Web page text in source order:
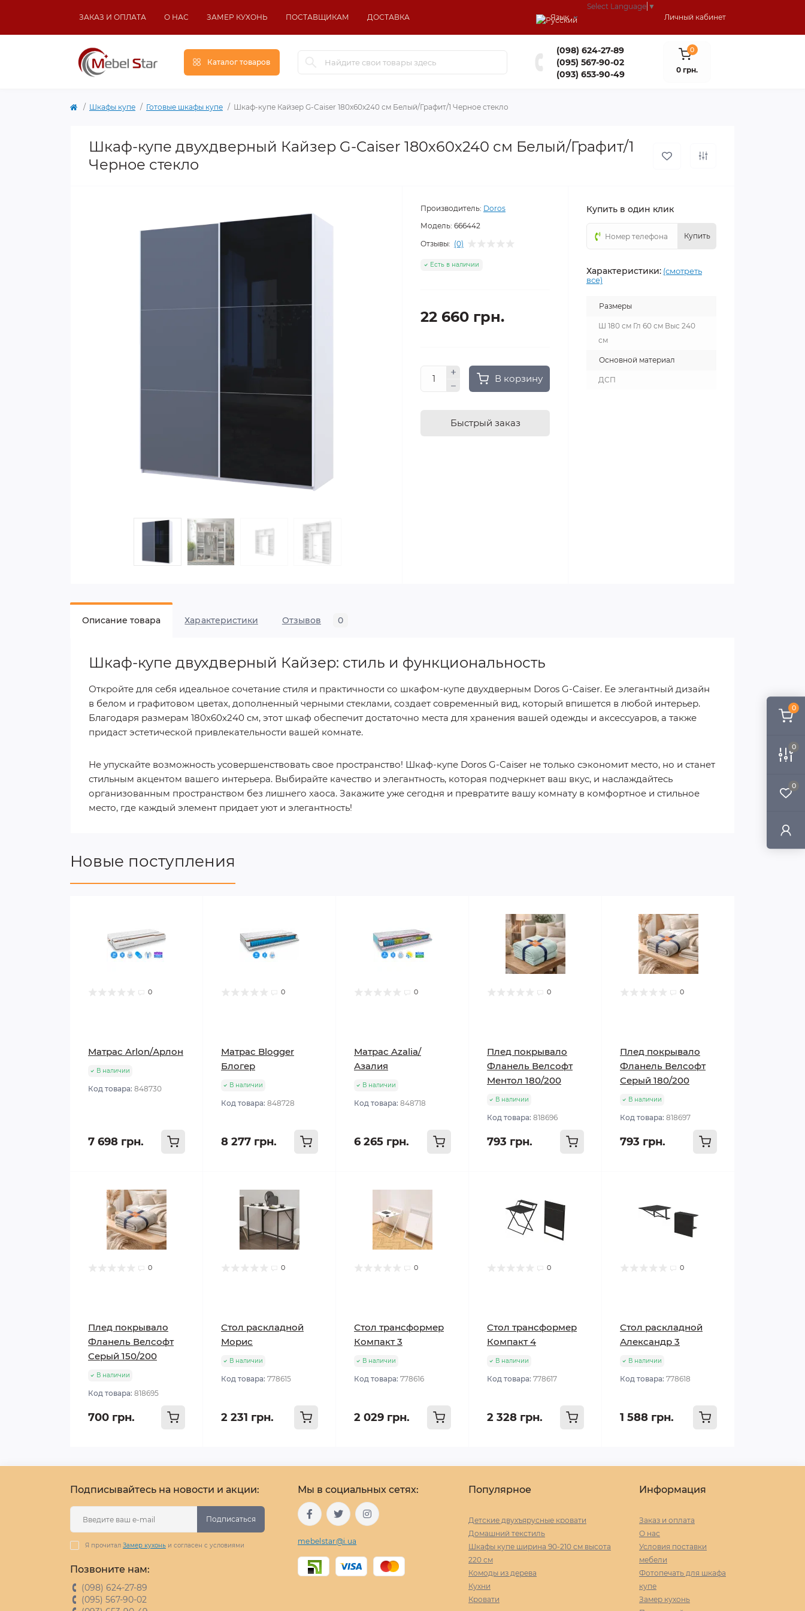
0
0
0
ЗАКАЗ И ОПЛАТА О НАС ЗАМЕР КУХОНЬ ПОСТАВЩИКАМ ДОСТАВКА Язык
Select Language ▼
Личный кабинет
Каталог товаров
(098) 624-27-89
(095) 567-90-02
(093) 653-90-49
0
0 грн.
Шкафы купе Готовые шкафы купе Шкаф-купе Кайзер G-Caiser 180х60х240 см Белый/Графит/1 Черное стекло
Шкаф-купе двухдверный Кайзер G-Caiser 180х60х240 см Белый/Графит/1
Черное стекло
Производитель: Doros
Модель: 666442
Отзывы: (0)
Есть в наличии
22 660 грн.
В корзину
Быстрый заказ
Купить в один клик
Купить
Характеристики: (смотреть
все)
Размеры
Ш 180 см Гл 60 см Выс 240
см
Основной материал
ДСП
Описание товара Характеристики Отзывов 0
Шкаф-купе двухдверный Кайзер: стиль и функциональность
Откройте для себя идеальное сочетание стиля и практичности со шкафом-купе двухдверным Doros G-Caiser. Ее элегантный дизайн
в белом и графитовом цветах, дополненный черными стеклами, создает современный вид, который впишется в любой интерьер.
Благодаря размерам 180х60х240 см, этот шкаф обеспечит достаточно места для хранения вашей одежды и аксессуаров, а также
придаст эстетической привлекательности вашей комнате.
Не упускайте возможность усовершенствовать свое пространство! Шкаф-купе Doros G-Caiser не только сэкономит место, но и станет
стильным акцентом вашего интерьера. Выбирайте качество и элегантность, которая подчеркнет ваш вкус, и наслаждайтесь
организованным пространством без лишнего хаоса. Закажите уже сегодня и превратите вашу комнату в комфортное и стильное
место, где каждый элемент придает уют и элегантность!
Новые поступления
0
Матрас Arlon/Арлон
В наличии
Код товара: 848730
7 698 грн.
0
Матрас Blogger
Блогер
В наличии
Код товара: 848728
8 277 грн.
0
Матрас Azalia/
Азалия
В наличии
Код товара: 848718
6 265 грн.
0
Плед покрывало
Фланель Велсофт
Ментол 180/200
В наличии
Код товара: 818696
793 грн.
0
Плед покрывало
Фланель Велсофт
Серый 180/200
В наличии
Код товара: 818697
793 грн.
0
Плед покрывало
Фланель Велсофт
Серый 150/200
В наличии
Код товара: 818695
700 грн.
0
Стол раскладной
Морис
В наличии
Код товара: 778615
2 231 грн.
0
Стол трансформер
Компакт 3
В наличии
Код товара: 778616
2 029 грн.
0
Стол трансформер
Компакт 4
В наличии
Код товара: 778617
2 328 грн.
0
Стол раскладной
Александр 3
В наличии
Код товара: 778618
1 588 грн.
Подписывайтесь на новости и акции:
Подписаться
Я прочитал Замер кухонь и согласен с условиями
Позвоните нам:
(098) 624-27-89
(095) 567-90-02
Мы в социальных сетях:
mebelstar@i.ua
Популярное
Детские двухъярусные кровати
Домашний текстиль
Шкафы купе ширина 90-210 cм высота
220 cм
Комоды из дерева
Кухни
Кровати
Информация
Заказ и оплата
О нас
Условия поставки
мебели
Фотопечать для шкафа
купе
Замер кухонь